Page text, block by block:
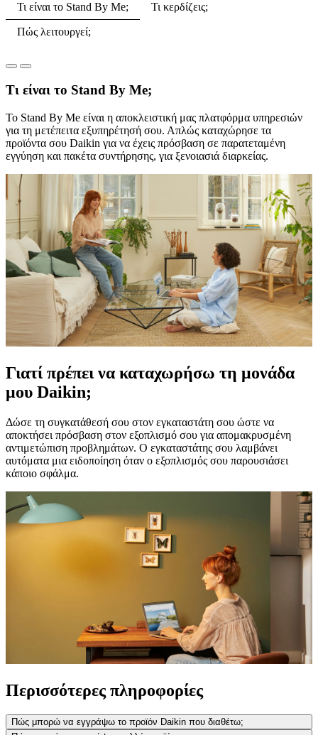
Τι είναι το Stand By Me; Τι κερδίζεις;
Πώς λειτουργεί;
Τι είναι το Stand By Me;
Το Stand By Me είναι η αποκλειστική μας πλατφόρμα υπηρεσιών
για τη μετέπειτα εξυπηρέτησή σου. Απλώς καταχώρησε τα
προϊόντα σου Daikin για να έχεις πρόσβαση σε παρατεταμένη
εγγύηση και πακέτα συντήρησης, για ξενοιασιά διαρκείας.
Γιατί πρέπει να καταχωρήσω τη μονάδα
μου Daikin;
Δώσε τη συγκατάθεσή σου στον εγκαταστάτη σου ώστε να
αποκτήσει πρόσβαση στον εξοπλισμό σου για απομακρυσμένη
αντιμετώπιση προβλημάτων. Ο εγκαταστάτης σου λαμβάνει
αυτόματα μια ειδοποίηση όταν ο εξοπλισμός σου παρουσιάσει
κάποιο σφάλμα.
Περισσότερες πληροφορίες
Πώς μπορώ να εγγράψω το προϊόν Daikin που διαθέτω;